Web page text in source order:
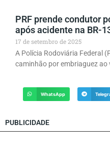
PRF prende condutor
após acidente na BR-
17 de setembro de 2025
A Polícia Rodoviária Federal
caminhão por embriaguez ao
WhatsApp
PUBLICIDADE